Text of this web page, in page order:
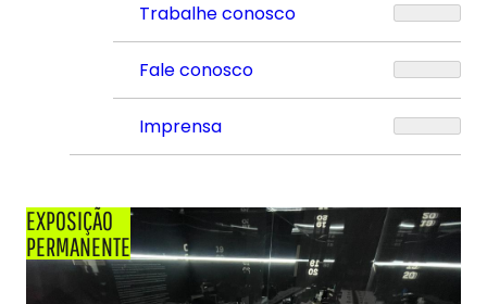
Trabalhe conosco
Fale conosco
Imprensa
EXPOSIÇÃO
PERMANENTE